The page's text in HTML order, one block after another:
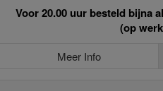
Voor 20.00 uur besteld bijna
(op
Meer Info